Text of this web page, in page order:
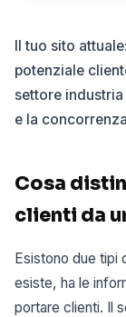
Il tuo sito
potenziale
settore
e la
Cosa
clienti da
Esistono due tipi
esiste, ha le
portare clienti. Il